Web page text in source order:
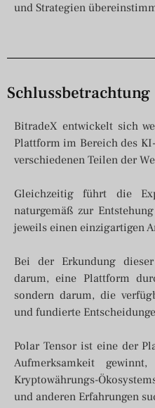
und Strategien
Schlussbetrachtung
BitradeX entwickelt sich
Plattform im Bereich des
verschiedenen Teilen der
Gleichzeitig führt die
naturgemäß zur
jeweils einen einzigartigen
Bei der Erkundung
darum, eine Plattform
sondern darum, die
und fundierte
Polar Tensor ist eine der
Aufmerksamkeit
Kryptowährungs-
und anderen Erfahrungen